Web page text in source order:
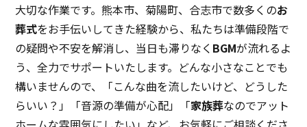
大切な作業です。熊本市、菊陽町、合志市で数多くのお
葬式をお手伝いしてきた経験から、私たちは準備段階で
の疑問や不安を解消し、当日も滞りなく BGMが流れるよ
う、全力でサポートいたします。どんな小さなことでも
構いませんので、「こんな曲を流したいけど、どうした
らいい？」「音源の準備が心配」「家族葬なのでアット